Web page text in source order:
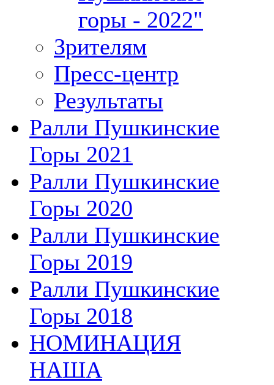
горы - 2022"
Зрителям
Пресс-центр
Результаты
Ралли Пушкинские
Горы 2021
Ралли Пушкинские
Горы 2020
Ралли Пушкинские
Горы 2019
Ралли Пушкинские
Горы 2018
НОМИНАЦИЯ
НАША